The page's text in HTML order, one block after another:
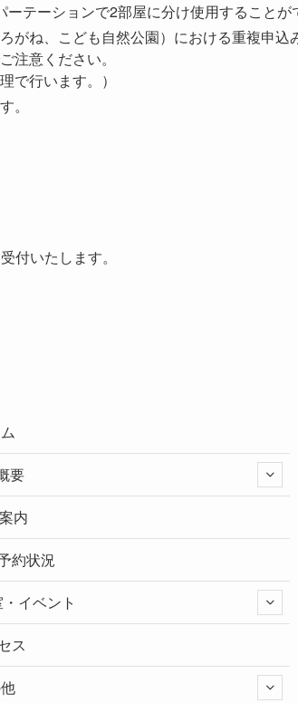
テーションで2部屋に分け使用することが
ね、こども自然公園）における重複申込
注意ください。
で行います。）
。
付いたします。
要
内
約状況
イベント
ス